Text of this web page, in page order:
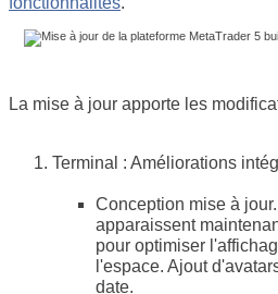
La mise à jour apporte les
Terminal : Améliorations
Conception mise à
apparaissent
pour optimiser
l'espace. Ajout
date.